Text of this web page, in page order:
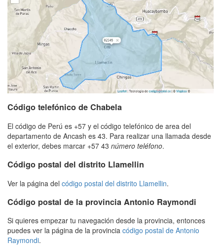
Código telefónico de Chabela
El código de Perú es +57 y el código telefónico de area del
departamento de Ancash es 43. Para realizar una llamada desde
el exterior, debes marcar +57 43 número teléfono.
Código postal del distrito Llamellin
Ver la página del código postal del distrito Llamellin.
Código postal de la provincia Antonio Raymondi
Si quieres empezar tu navegación desde la provincia, entonces
puedes ver la página de la provincia código postal de Antonio
Raymondi.